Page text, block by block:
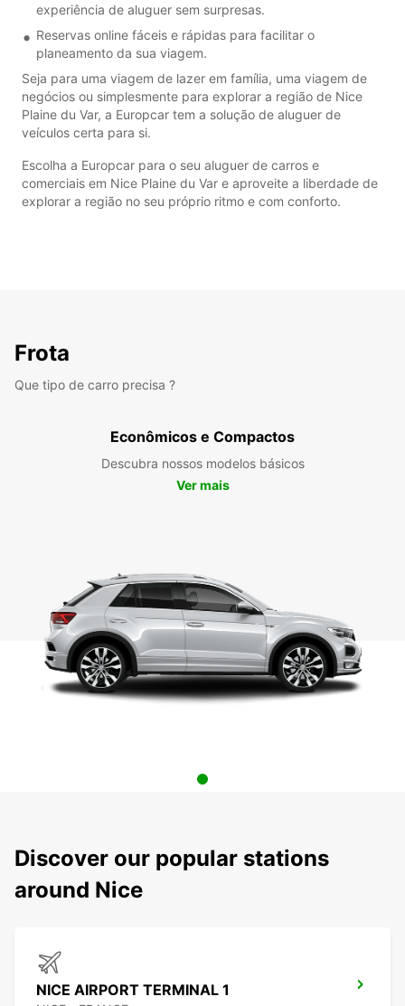
experiência de aluguer sem surpresas.
Reservas online fáceis e rápidas para facilitar o
planeamento da sua viagem.
Seja para uma viagem de lazer em família, uma viagem de
negócios ou simplesmente para explorar a região de Nice
Plaine du Var, a Europcar tem a solução de aluguer de
veículos certa para si.
Escolha a Europcar para o seu aluguer de carros e
comerciais em Nice Plaine du Var e aproveite a liberdade de
explorar a região no seu próprio ritmo e com conforto.
Frota
Que tipo de carro precisa ?
Econômicos e Compactos
Descubra nossos modelos básicos
Ver mais
Discover our popular stations
around Nice
NICE AIRPORT TERMINAL 1